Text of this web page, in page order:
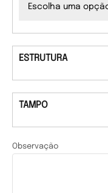
ESTRUTURA
TAMPO
Observação